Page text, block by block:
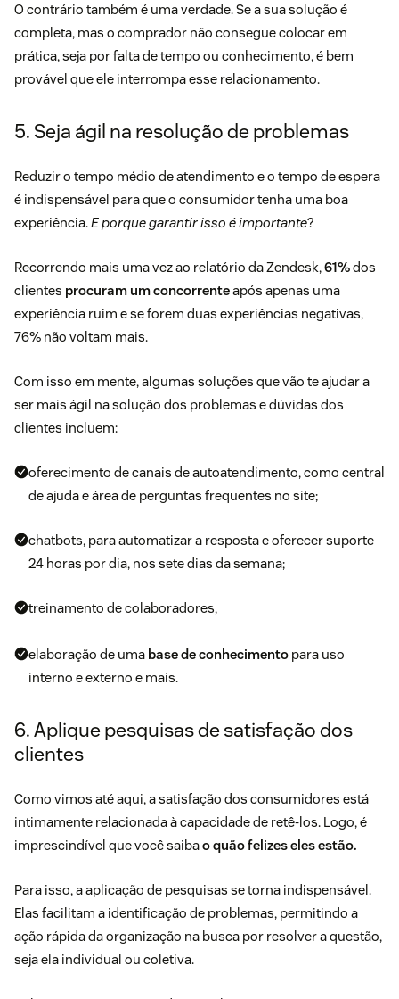
O contrário também é uma verdade. Se a sua solução é
completa, mas o comprador não consegue colocar em
prática, seja por falta de tempo ou conhecimento, é bem
provável que ele interrompa esse relacionamento.
5. Seja ágil na resolução de problemas
Reduzir o tempo médio de atendimento e o tempo de espera
é indispensável para que o consumidor tenha uma boa
experiência.E porque garantir isso é importante?
Recorrendo mais uma vez ao relatório da Zendesk,61%dos
clientes procuram um concorrenteapós apenas uma
experiência ruim e se forem duas experiências negativas,
76% não voltam mais.
Com isso em mente, algumas soluções que vão te ajudar a
ser mais ágil na solução dos problemas e dúvidas dos
clientes incluem:
oferecimento de canais de autoatendimento, como central
de ajuda e área de perguntas frequentes no site;
chatbots, para automatizar a resposta e oferecer suporte
24 horas por dia, nos sete dias da semana;
treinamento de colaboradores,
elaboração de uma base de conhecimento para uso
interno e externo e mais.
6. Aplique pesquisas de satisfação dos
clientes
Como vimos até aqui, a satisfação dos consumidores está
intimamente relacionada à capacidade de retê-los. Logo, é
imprescindível que você saibao quão felizes eles estão.
Para isso, a aplicação de pesquisas se torna indispensável.
Elas facilitam a identificação de problemas, permitindo a
ação rápida da organização na busca por resolver a questão,
seja ela individual ou coletiva.